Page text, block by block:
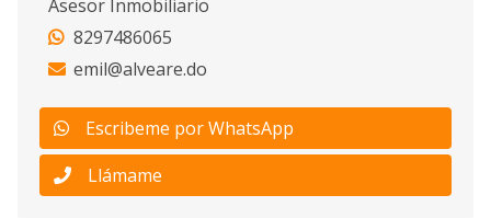
Asesor Inmobiliario
8297486065
emil@alveare.do
Escribeme por WhatsApp
Llámame